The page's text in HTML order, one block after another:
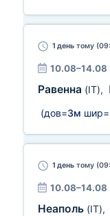
1 день тому
10.08–14.08
Равенна (IT),
(дов=3м шир=
1 день тому
10.08–14.08
Неаполь (IT),